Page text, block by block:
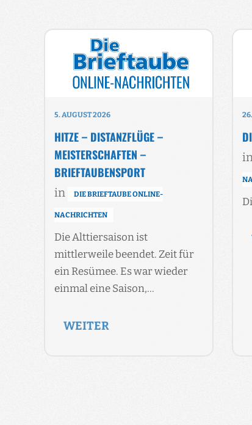
5. AUGUST 2026
HITZE – DISTANZFLÜGE –
MEISTERSCHAFTEN –
BRIEFTAUBENSPORT
in DIE BRIEFTAUBE ONLINE-
NACHRICHTEN
Die Alttiersaison ist
mittlerweile beendet. Zeit für
ein Resümee. Es war wieder
einmal eine Saison,…
WEITER